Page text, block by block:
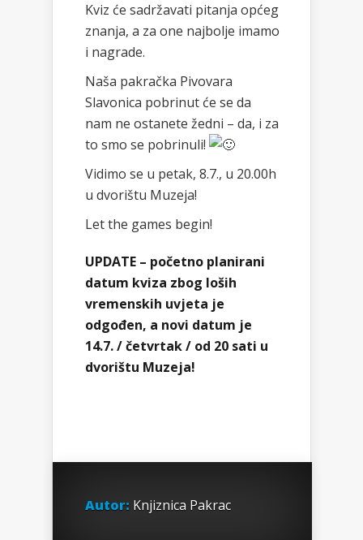
Kviz će sadržavati pitanja općeg
znanja, a za one najbolje imamo
i nagrade.
Naša pakračka Pivovara
Slavonica pobrinut će se da
nam ne ostanete žedni – da, i za
to smo se pobrinuli!
Vidimo se u petak, 8.7., u 20.00h
u dvorištu Muzeja!
Let the games begin!
UPDATE – početno planirani
datum kviza zbog loših
vremenskih uvjeta je
odgođen, a novi datum je
14.7. / četvrtak / od 20 sati u
dvorištu Muzeja!
Autor: Knjiznica Pakrac